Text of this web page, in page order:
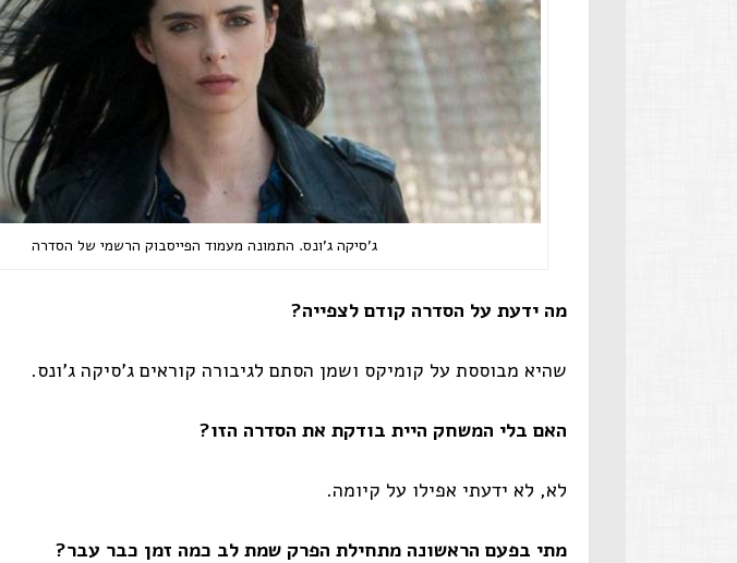
ג'סיקה ג'ונס. התמונה מעמוד הפייסבוק הרשמי של הסדרה
מה ידעת על הסדרה קודם לצפייה?
שהיא מבוססת על קומיקס ושמן הסתם לגיבורה קוראים ג'סיקה ג'ונס.
האם בלי המשחק היית בודקת את הסדרה הזו?
לא, לא ידעתי אפילו על קיומה.
מתי בפעם הראשונה מתחילת הפרק שמת לב כמה זמן כבר עבר?